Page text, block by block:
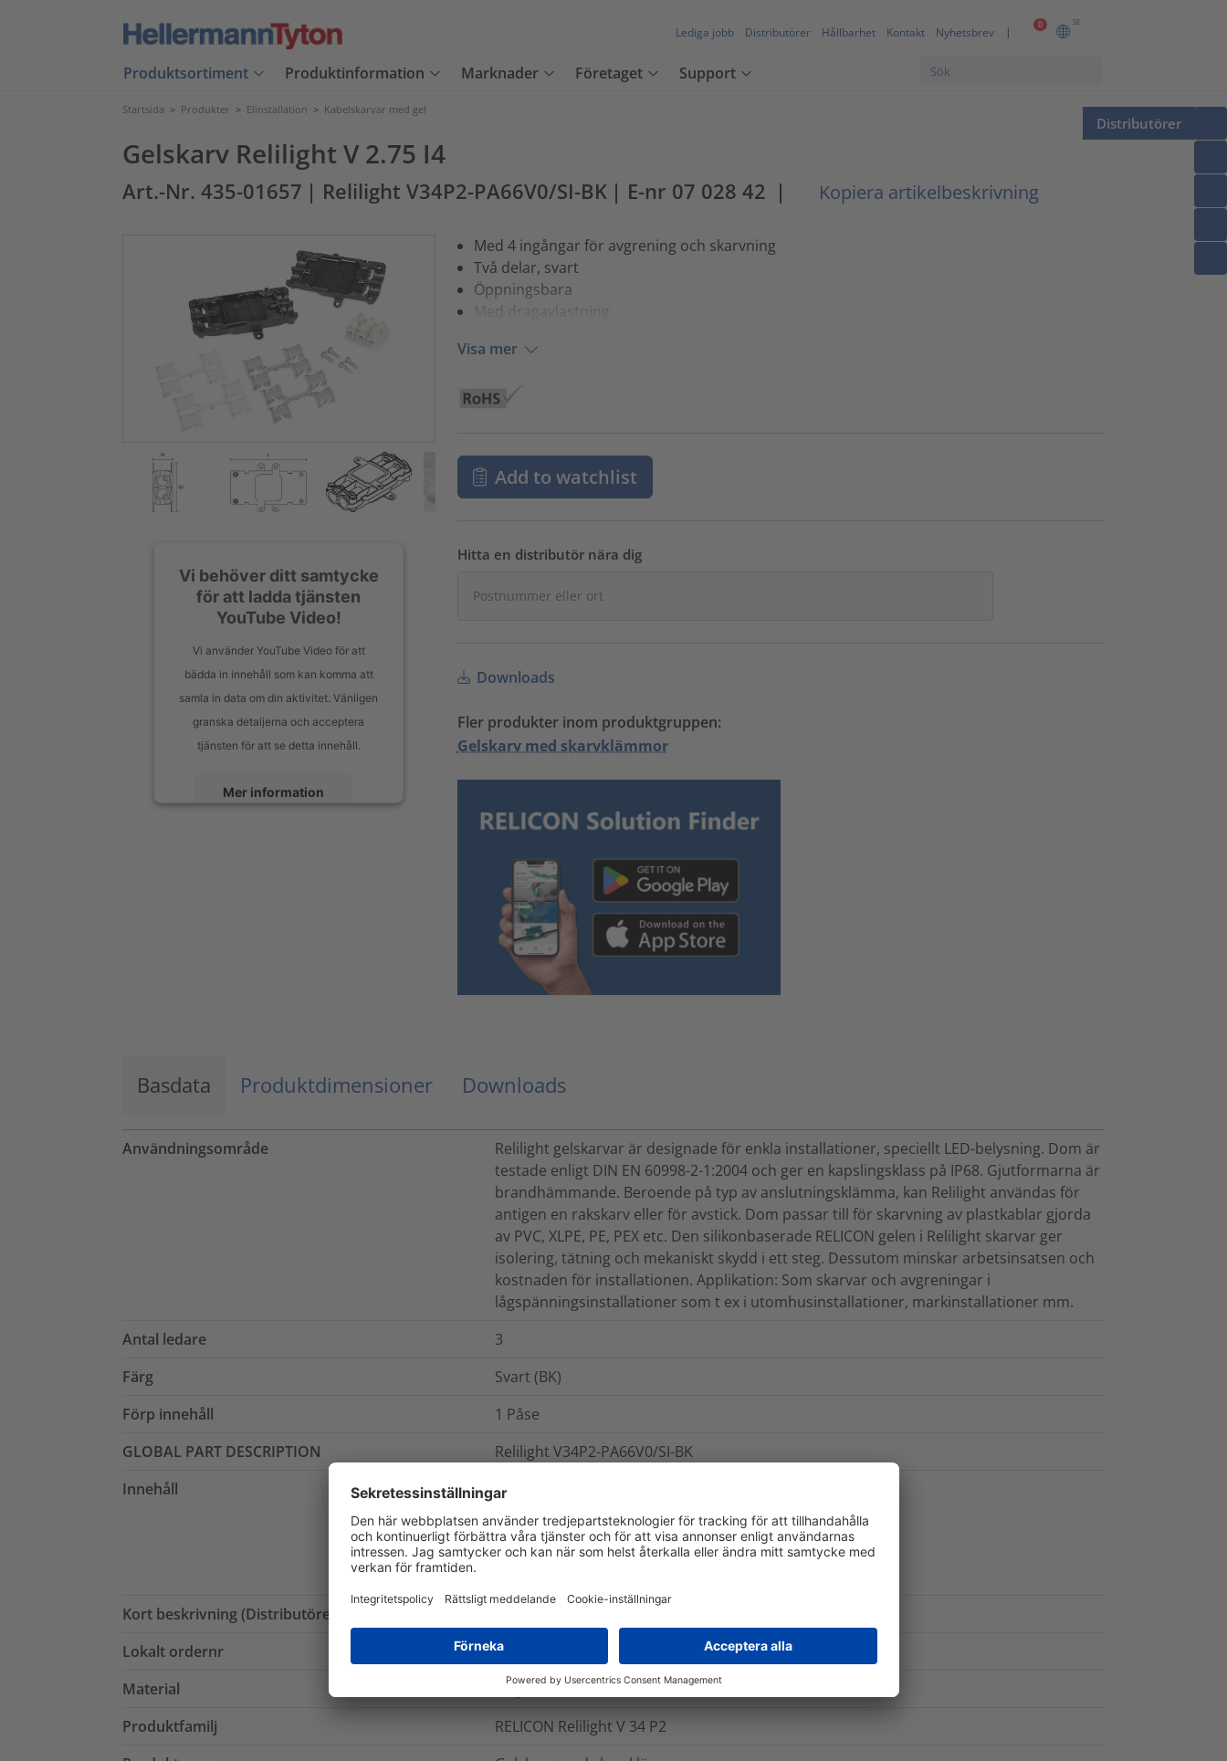
0 SE
Lediga jobb Distributörer Hållbarhet Kontakt Nyhetsbrev
Produktsortiment Produktinformation Marknader Företaget Support
Distributörer
Startsida > Produkter > Elinstallation > Kabelskarvar med gel
Gelskarv Relilight V 2.75 I4
Art.-Nr. 435-01657 | Relilight V34P2-PA66V0/SI-BK | E-nr 07 028 42 | Kopiera artikelbeskrivning
Vi behöver ditt samtycke
för att ladda tjänsten
YouTube Video!
Vi använder YouTube Video för att
bädda in innehåll som kan komma att
samla in data om din aktivitet. Vänligen
granska detaljerna och acceptera
tjänsten för att se detta innehåll.
Mer information
Med 4 ingångar för avgrening och skarvning
Två delar, svart
Öppningsbara
Med dragavlastning
Visa mer
Add to watchlist
Hitta en distributör nära dig
Downloads
Fler produkter inom produktgruppen:
Gelskarv med skarvklämmor
Basdata Produktdimensioner Downloads
Användningsområde
Relilight gelskarvar är designade för enkla installationer, speciellt LED-belysning. Dom är
testade enligt DIN EN 60998-2-1:2004 och ger en kapslingsklass på IP68. Gjutformarna är
brandhämmande. Beroende på typ av anslutningsklämma, kan Relilight användas för
antigen en rakskarv eller för avstick. Dom passar till för skarvning av plastkablar gjorda
av PVC, XLPE, PE, PEX etc. Den silikonbaserade RELICON gelen i Relilight skarvar ger
isolering, tätning och mekaniskt skydd i ett steg. Dessutom minskar arbetsinsatsen och
kostnaden för installationen. Applikation: Som skarvar och avgreningar i
lågspänningsinstallationer som t ex i utomhusinstallationer, markinstallationer mm.
Antal ledare
3
Färg
Svart (BK)
Förp innehåll
1 Påse
GLOBAL PART DESCRIPTION
Relilight V34P2-PA66V0/SI-BK
Innehåll
Gjutformarna fyllda med RELICON gel
Adapter för dragavlastning
Installationsanvisningar
Anslutningsklämma 3x1,5mm² till 3x4mm²
Kort beskrivning (Distributörer)
Lokalt ordernr
435-01657
Material
Polyamid 6.6 V0 (PA66V0), Silikon (SI)
Produktfamilj
RELICON Relilight V 34 P2